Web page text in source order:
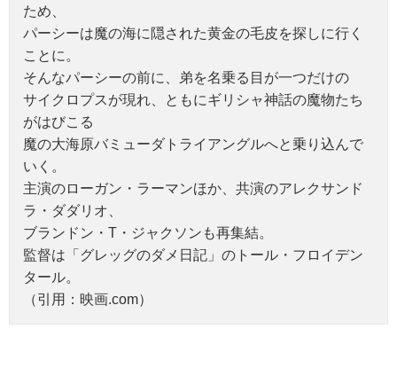
ため、
パーシーは魔の海に隠された黄金の毛皮を探しに行く
ことに。
そんなパーシーの前に、弟を名乗る目が一つだけの
サイクロプスが現れ、ともにギリシャ神話の魔物たち
がはびこる
魔の大海原バミューダトライアングルへと乗り込んで
いく。
主演のローガン・ラーマンほか、共演のアレクサンド
ラ・ダダリオ、
ブランドン・T・ジャクソンも再集結。
監督は「グレッグのダメ日記」のトール・フロイデン
タール。
（引用：映画.com）